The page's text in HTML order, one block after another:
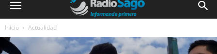
Inicio Actualidad